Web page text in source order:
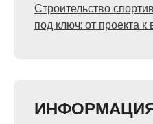
Строительство
под ключ: от проекта